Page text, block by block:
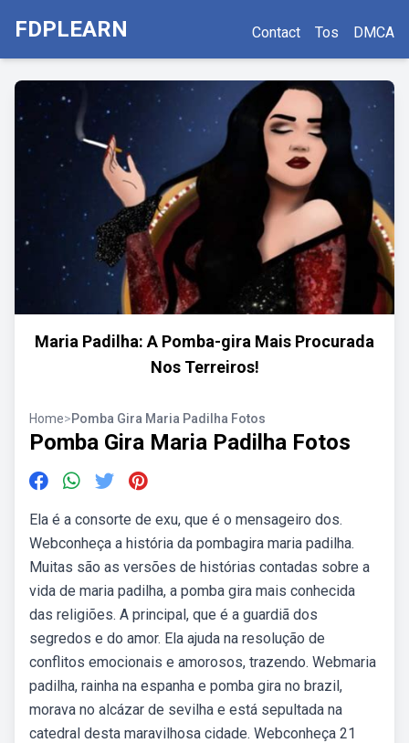
FDPLEARN Contact Tos DMCA
Maria Padilha: A Pomba-gira Mais Procurada
Nos Terreiros!
Home>Pomba Gira Maria Padilha Fotos
Pomba Gira Maria Padilha Fotos
Ela é a consorte de exu, que é o mensageiro dos.
Webconheça a história da pombagira maria padilha.
Muitas são as versões de histórias contadas sobre a
vida de maria padilha, a pomba gira mais conhecida
das religiões. A principal, que é a guardiã dos
segredos e do amor. Ela ajuda na resolução de
conflitos emocionais e amorosos, trazendo. Webmaria
padilha, rainha na espanha e pomba gira no brazil,
morava no alcázar de sevilha e está sepultada na
catedral desta maravilhosa cidade. Webconheça 21